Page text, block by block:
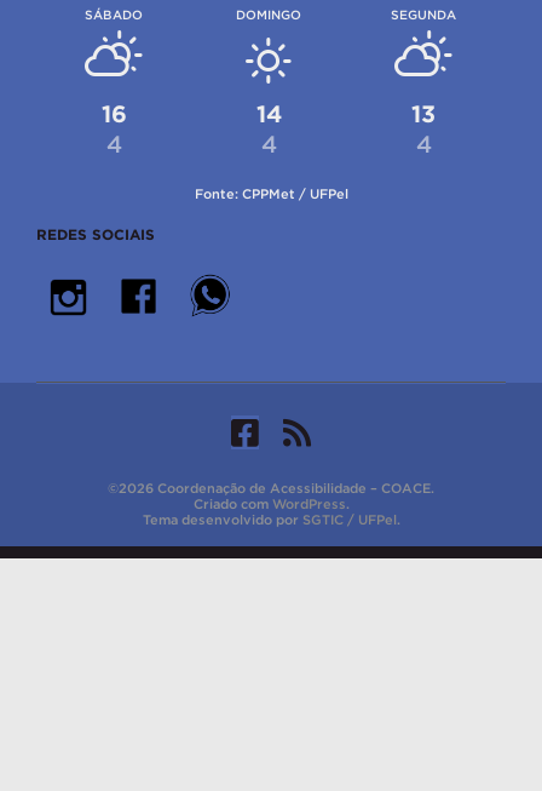
SÁBADO
16
4
DOMINGO
14
4
SEGUNDA
13
4
Fonte: CPPMet / UFPel
REDES SOCIAIS
©2026 Coordenação de Acessibilidade – COACE.
Criado com WordPress.
Tema desenvolvido por SGTIC / UFPel.